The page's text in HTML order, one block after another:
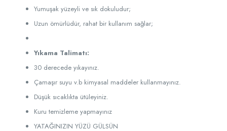
Yumuşak yüzeyli ve sık dokuludur;
Uzun ömürlüdür, rahat bir kullanım sağlar;
Yıkama Talimatı:
30 derecede yıkayınız.
Çamaşır suyu v.b kimyasal maddeler kullanmayınız.
Düşük sıcaklıkta ütüleyiniz.
Kuru temizleme yapmayınız
YATAĞINIZIN YÜZÜ GÜLSÜN